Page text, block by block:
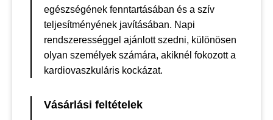
egészségének fenntartásában és a szív
teljesítményének javításában. Napi
rendszerességgel ajánlott szedni, különösen
olyan személyek számára, akiknél fokozott a
kardiovaszkuláris kockázat.
Vásárlási feltételek